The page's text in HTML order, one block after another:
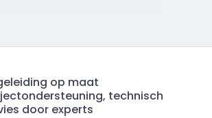
op maat
technisch
door experts